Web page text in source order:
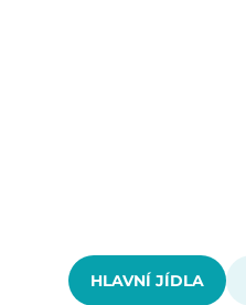
HLAVNÍ JÍDLA